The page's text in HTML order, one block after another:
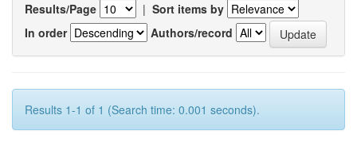
Results/Page | Sort items by
In order
Authors/record
Results 1-1 of 1 (Search time: 0.001 seconds).